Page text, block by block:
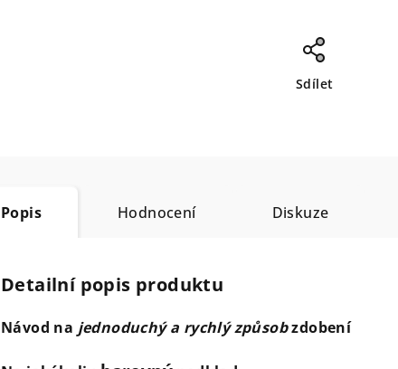
Sdílet
Popis Hodnocení Diskuze
Detailní popis produktu
Návod na jednoduchý a rychlý způsobzdobení